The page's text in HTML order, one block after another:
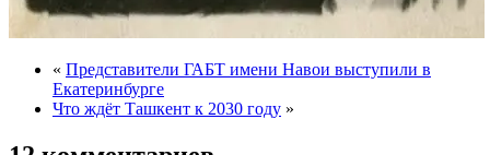
« Представители ГАБТ имени Навои выступили в
Екатеринбурге
Что ждёт Ташкент к 2030 году »